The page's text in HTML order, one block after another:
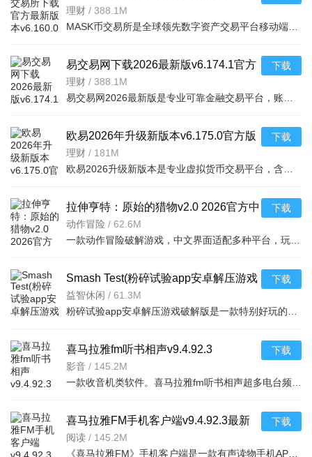
v6.160.0官方版
理财 / 388.1M
易交易网下载2026最新版v6.174.1官方
版
理财 / 388.1M
下载
欧易2026年升级新版本v6.175.0官方版
理财 / 181M
下载
拉伸亨特：原始的猎物v2.0 2026官方中
文版
动作冒险 / 62.6M
下载
Smash Test(粉碎试验app安卓解压游戏
破解版)v1.2
益智休闲 / 61.3M
下载
喜马拉雅fm听书相声v9.4.92.3
影音 / 145.2M
下载
喜马拉雅FM手机客户端v9.4.92.3最新
版
阅读 / 145.2M
下载